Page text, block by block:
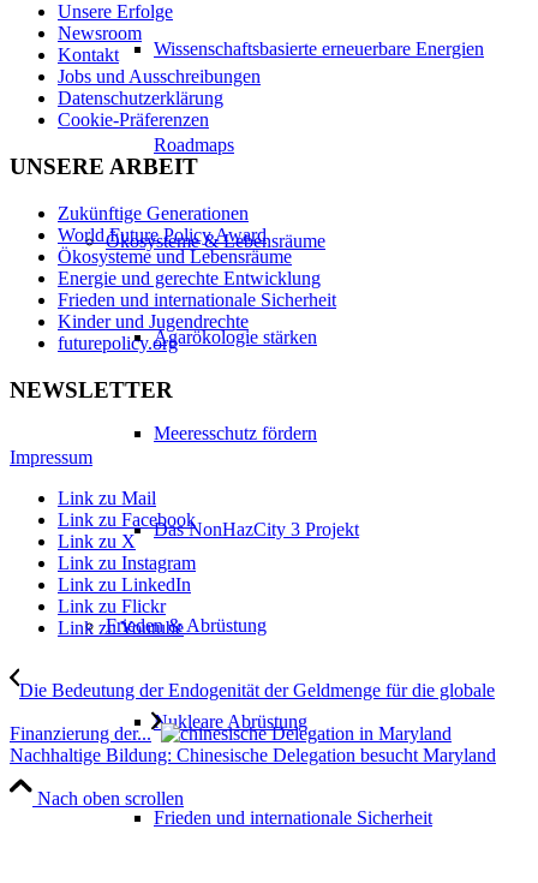
Wissenschaftsbasierte erneuerbare Energien
Roadmaps
Ökosysteme & Lebensräume
Agarökologie stärken
Meeresschutz fördern
Das NonHazCity 3 Projekt
Frieden & Abrüstung
Nukleare Abrüstung
Frieden und internationale Sicherheit
Unsere Erfolge
Newsroom
Kontakt
Jobs und Ausschreibungen
Datenschutzerklärung
Cookie-Präferenzen
UNSERE ARBEIT
Zukünftige Generationen
World Future Policy Award
Ökosysteme und Lebensräume
Energie und gerechte Entwicklung
Frieden und internationale Sicherheit
Kinder und Jugendrechte
futurepolicy.org
NEWSLETTER
Impressum
Link zu Mail
Link zu Facebook
Link zu X
Link zu Instagram
Link zu LinkedIn
Link zu Flickr
Link zu Youtube
Die Bedeutung der Endogenität der Geldmenge für die globale
Finanzierung der...
Nachhaltige Bildung: Chinesische Delegation besucht Maryland
Nach oben scrollen